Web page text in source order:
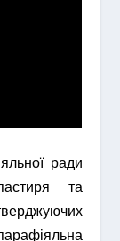
ради
та